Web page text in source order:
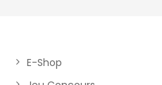
E-Shop